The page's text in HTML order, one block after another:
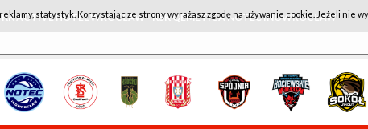
ACTIVE HOTEL WROCŁAW - KSK QEMETICA NOTEĆ INOWROCŁAW
statystyk. Korzystając ze strony wyrażasz zgodę na używanie cookie. Jeżeli nie